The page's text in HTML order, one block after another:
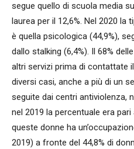
segue quello di scuola media
laurea per il 12,6%. Nel 2020 la
è quella psicologica (44,9%),
dallo stalking (6,4%). Il 68%
altri servizi prima di contattate
diversi casi, anche a più di un
seguite dai centri antiviolenza,
nel 2019 la percentuale era pari
queste donne ha
2019) a fronte del 44,8% di